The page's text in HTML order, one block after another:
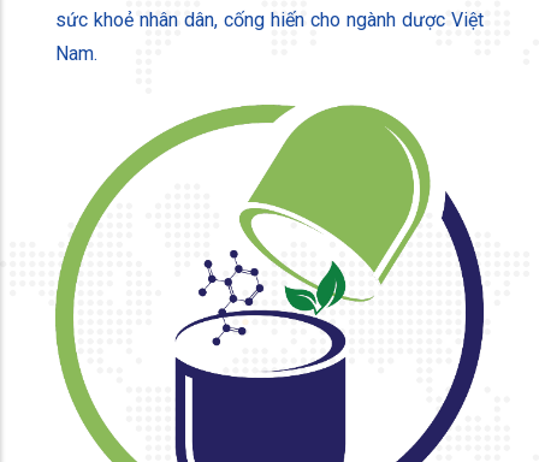
sức khoẻ nhân dân, cống hiến cho ngành dược Việt
Nam.